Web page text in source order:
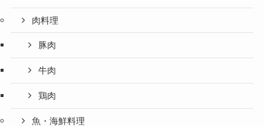
肉料理
豚肉
牛肉
鶏肉
魚・海鮮料理